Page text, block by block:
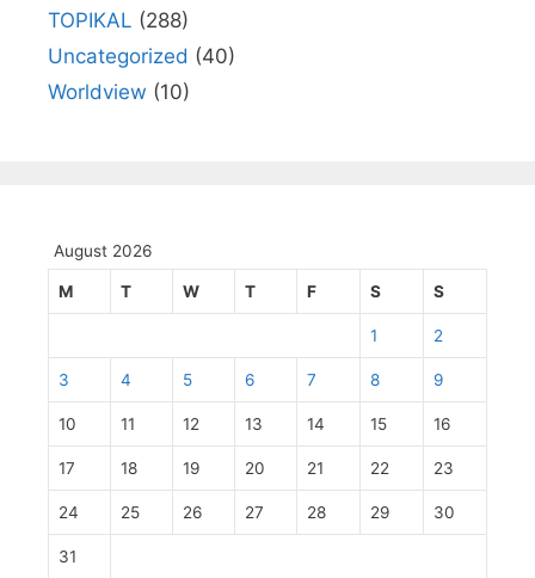
TOPIKAL (288)
Uncategorized (40)
Worldview (10)
August 2026
M T W T F S S
1 2
3 4 5 6 7 8 9
10 11 12 13 14 15 16
17 18 19 20 21 22 23
24 25 26 27 28 29 30
31